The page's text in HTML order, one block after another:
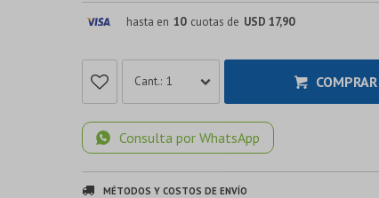
hasta en 10 cuotas de USD 17,90
1 COMPRAR
Consulta por WhatsApp
MÉTODOS Y COSTOS DE ENVÍO